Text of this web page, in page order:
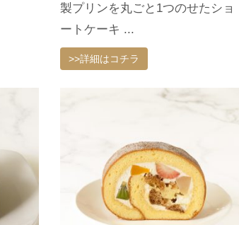
製プリンを丸ごと1つのせたショ
ートケーキ ...
>>詳細はコチラ